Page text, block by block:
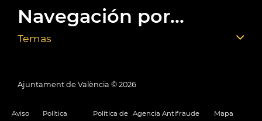
Navegación por...
Temas
Ajuntament de València © 2026
Aviso
Política
Política de Agencia Antifraude
Mapa